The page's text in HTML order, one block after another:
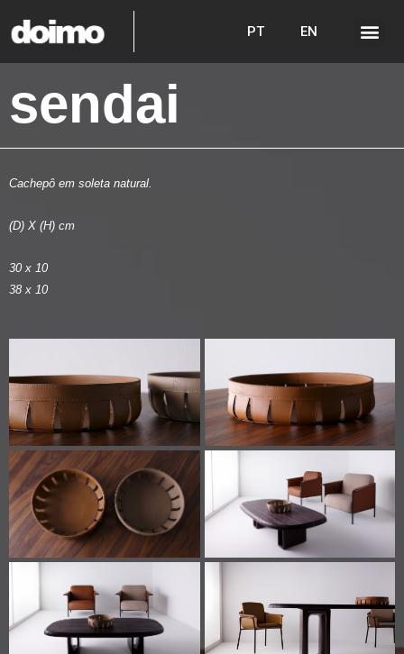
PT EN
sendai
Cachepô em soleta natural.
(D) X (H) cm
30 x 10
38 x 10